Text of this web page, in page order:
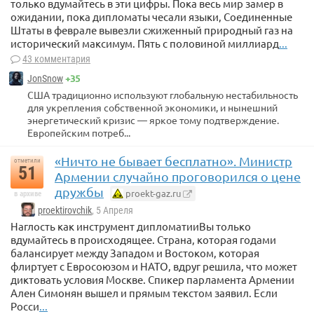
только вдумайтесь в эти цифры. Пока весь мир замер в
ожидании, пока дипломаты чесали языки, Соединенные
Штаты в феврале вывезли сжиженный природный газ на
исторический максимум. Пять с половиной миллиард...
43 комментария
JonSnow+35
США традиционно используют глобальную нестабильность
для укрепления собственной экономики, и нынешний
энергетический кризис — яркое тому подтверждение.
Европейским потреб...
отметили
51
в архиве
«Ничто не бывает бесплатно». Министр
Армении случайно проговорился о цене
дружбы
proekt-gaz.ru
proektirovchik, 5 Апреля
Наглость как инструмент дипломатииВы только
вдумайтесь в происходящее. Страна, которая годами
балансирует между Западом и Востоком, которая
флиртует с Евросоюзом и НАТО, вдруг решила, что может
диктовать условия Москве. Спикер парламента Армении
Ален Симонян вышел и прямым текстом заявил. Если
Росси...